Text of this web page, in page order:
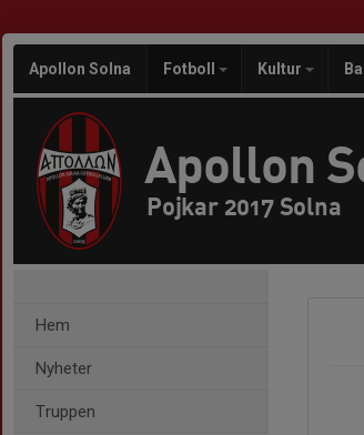
Apollon Solna Fotboll Kultur
Apollon
Pojkar 2017 Solna
Hem
Nyheter
Truppen